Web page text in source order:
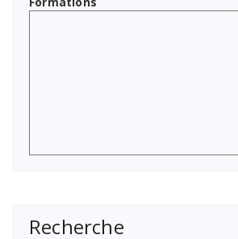
Recherche